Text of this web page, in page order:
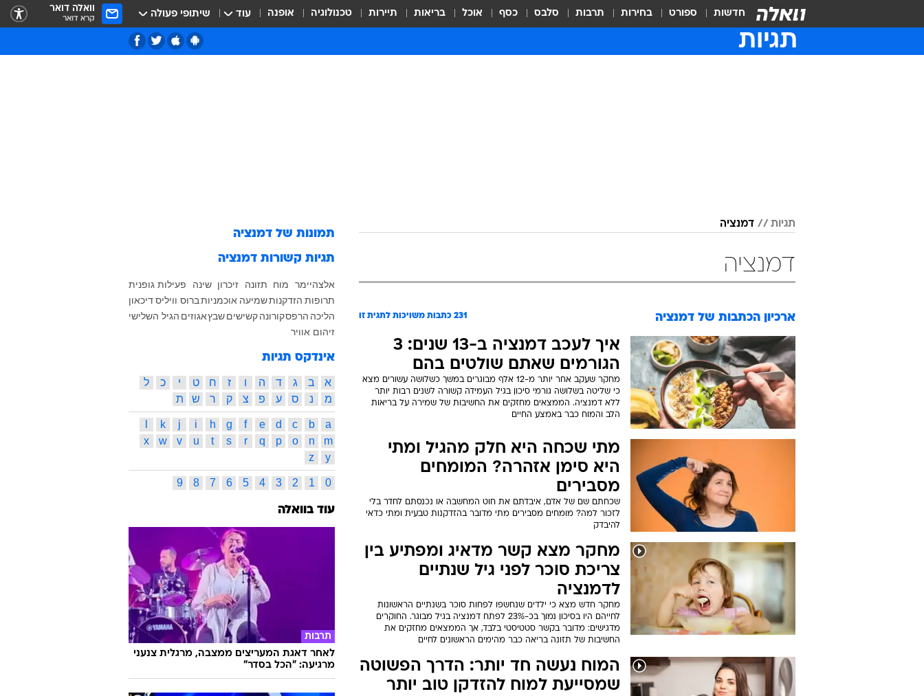
חדשות ספורט בחירות תרבות סלבס כסף אוכל בריאות תיירות טכנולוגיה אופנה עוד שיתופי פעולה וואלה דואר
קרא דואר
תגיות
תגיות דמנציה
דמנציה
ארכיון הכתבות של דמנציה 231 כתבות משויכות לתגית זו
איך לעכב דמנציה ב-13 שנים: 3
הגורמים שאתם שולטים בהם
מחקר שעקב אחר יותר מ-12 אלף מבוגרים במשך כשלושה עשורים מצא
כי שליטה בשלושה גורמי סיכון בגיל העמידה קשורה לשנים רבות יותר
ללא דמנציה. הממצאים מחזקים את החשיבות של שמירה על בריאות
הלב והמוח כבר באמצע החיים
מתי שכחה היא חלק מהגיל ומתי
היא סימן אזהרה? המומחים
מסבירים
שכחתם שם של אדם, איבדתם את חוט המחשבה או נכנסתם לחדר בלי
לזכור למה? מומחים מסבירים מתי מדובר בהזדקנות טבעית ומתי כדאי
להיבדק
מחקר מצא קשר מדאיג ומפתיע בין
צריכת סוכר לפני גיל שנתיים
לדמנציה
מחקר חדש מצא כי ילדים שנחשפו לפחות סוכר בשנתיים הראשונות
לחייהם היו בסיכון נמוך בכ-23% לפתח דמנציה בגיל מבוגר. החוקרים
מדגישים: מדובר בקשר סטטיסטי בלבד, אך הממצאים מחזקים את
החשיבות של תזונה בריאה כבר מהימים הראשונים לחיים
המוח נעשה חד יותר: הדרך הפשוטה
שמסייעת למוח להזדקן טוב יותר
תמונות של דמנציה
תגיות קשורות דמנציה
אלצהיימר מוח תזונה זיכרון שינה
פעילות גופנית
תרופות הזדקנותשמיעה אוכמניותברוס וויליסדיכאון
הליכה הרפסקורונהקשישיםשבץאגוזים הגיל השלישי
זיהום אוויר
אינדקס תגיות
א ב ג ד ה ו ז ח ט י כ
ל
מ
נ ס ע פ צ ק ר ש ת
a
b
c
d
e
f
g
h
i
j
k
m
n
o
p
q
r
s
t
u
v
w
x
y
z
0
1
2
3
4
5
6
7
8
9
עוד בוואלה
תרבות
לאחר דאגת המעריצים ממצבה, מרגלית צנעני
מרגיעה: "הכל בסדר"